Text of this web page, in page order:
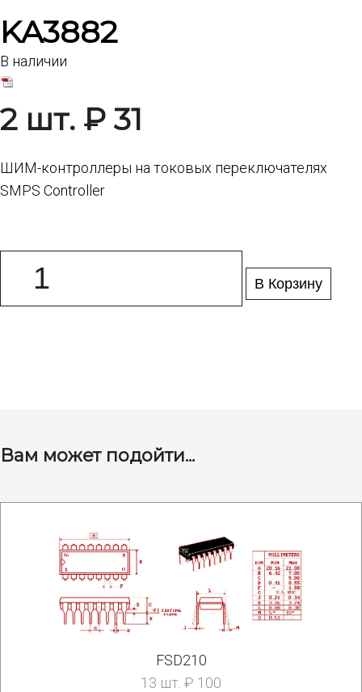
KA3882
В наличии
2 шт. ₽ 31
ШИМ-контроллеры на токовых переключателях
SMPS Controller
В Корзину
Вам может подойти...
FSD210
13 шт. ₽ 100